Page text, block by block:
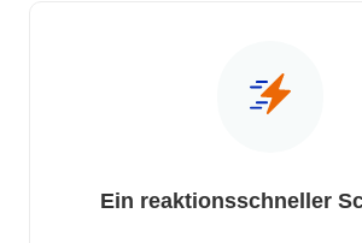
Ein reaktionsschneller